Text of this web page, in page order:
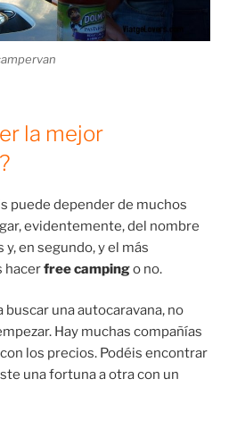
la mejor
puede depender de muchos
evidentemente, del nombre
en segundo, y el más
hacerfree campingo no.
buscar una autocaravana, no
Hay muchas compañías
los precios. Podéis encontrar
una fortuna a otra con un